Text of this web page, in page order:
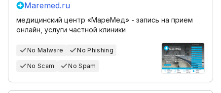
Maremed.ru
медицинский центр «МареМед» - запись на прием
онлайн, услуги частной клиники
No Malware No Phishing
No Scam No Spam